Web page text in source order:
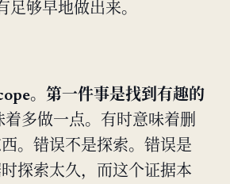
够早地做出来。
。第一件事是找到有趣的
着多做一点。有时意味着删
。错误不是探索。错误是
探索太久，而这个证据本